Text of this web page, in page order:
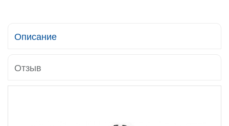
Описание
Отзыв